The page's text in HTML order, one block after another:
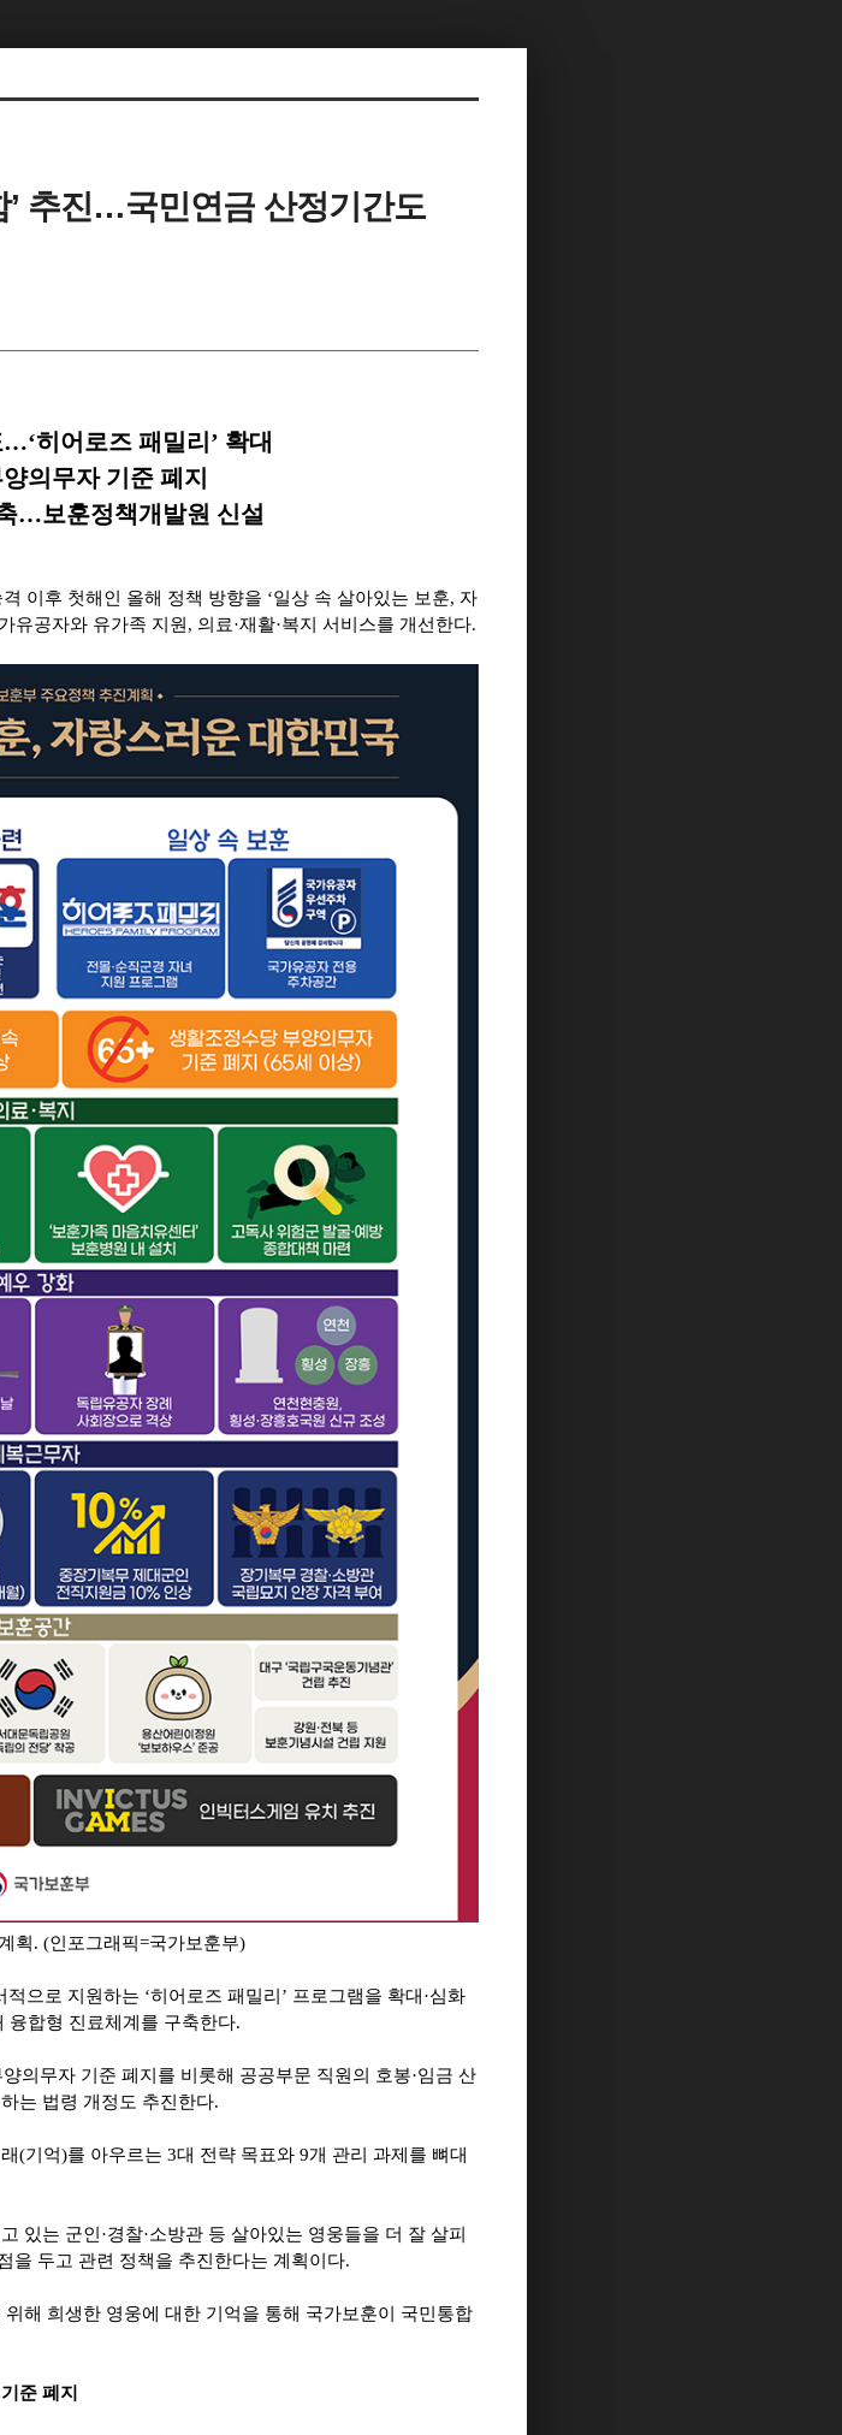
’ 추진…국민연금 산정기간도
…‘히어로즈 패밀리 ’ 확대
의무자 기준 폐지
…보훈정책개발원 신설
이후 첫해인 올해 정책 방향을 ‘일상 속 살아있는 보훈, 자
유공자와 유가족 지원, 의료·재활·복지 서비스를 개선한다.
획. (인포그래픽=국가보훈부)
적으로 지원하는 ‘히어로즈 패밀리 ’ 프로그램을 확대 ·심화
융합형 진료체계를 구축한다.
의무자 기준 폐지를 비롯해 공공부문 직원의 호봉·임금 산
는 법령 개정도 추진한다.
(기억)를 아우르는 3대 전략 목표와 9개 관리 과제를 뼈대
있는 군인·경찰·소방관 등 살아있는 영웅들을 더 잘 살피
을 두고 관련 정책을 추진한다는 계획이다.
위해 희생한 영웅에 대한 기억을 통해 국가보훈이 국민통합
준 폐지